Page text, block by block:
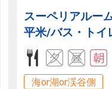
スーペリアルー
平米/バス・トイ
海or湖or渓谷側